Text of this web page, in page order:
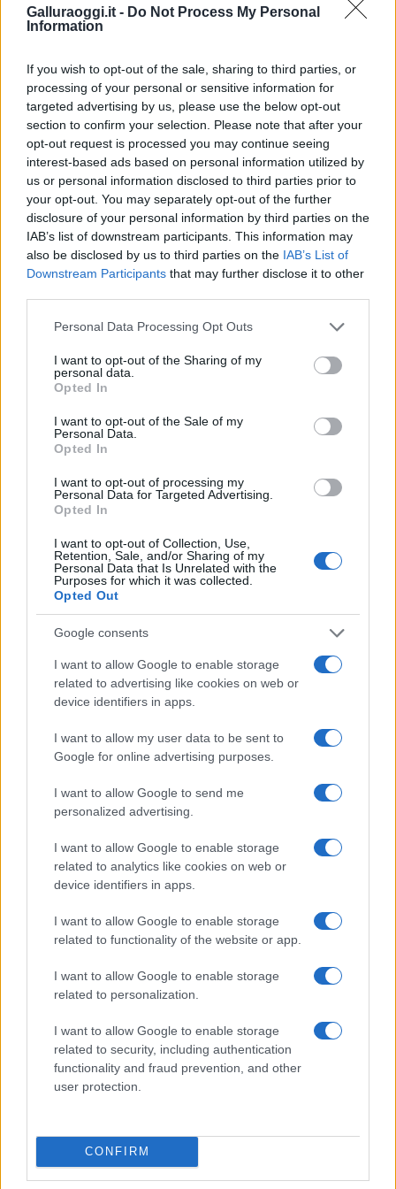
Galluraoggi.it - Do Not Process My Personal
Information
If you wish to opt-out of the sale, sharing to third parties, or
processing of your personal or sensitive information for
targeted advertising by us, please use the below opt-out
section to confirm your selection. Please note that after your
opt-out request is processed you may continue seeing
interest-based ads based on personal information utilized by
us or personal information disclosed to third parties prior to
your opt-out. You may separately opt-out of the further
disclosure of your personal information by third parties on the
IAB’s list of downstream participants. This information may
also be disclosed by us to third parties on the IAB’s List of
Downstream Participants that may further disclose it to other
Please note that this website/app uses one or more Google
not limited to your visit or usage behaviour. You may click to
grant or deny consent to Google and its third-party tags to
use your data for below specified purposes in below Google
consent section.
Personal Data Processing Opt Outs
I want to opt-out of the Sharing of my
personal data.
Opted In
I want to opt-out of the Sale of my
Personal Data.
Opted In
I want to opt-out of processing my
Personal Data for Targeted Advertising.
Opted In
I want to opt-out of Collection, Use,
Retention, Sale, and/or Sharing of my
Personal Data that Is Unrelated with the
Purposes for which it was collected.
Opted Out
Google consents
I want to allow Google to enable storage
related to advertising like cookies on web or
device identifiers in apps.
I want to allow my user data to be sent to
Google for online advertising purposes.
I want to allow Google to send me
personalized advertising.
I want to allow Google to enable storage
related to analytics like cookies on web or
device identifiers in apps.
I want to allow Google to enable storage
related to functionality of the website or app.
I want to allow Google to enable storage
related to personalization.
I want to allow Google to enable storage
related to security, including authentication
functionality and fraud prevention, and other
user protection.
CONFIRM
Film internazionale, casting per comparse in
Porto Rotondo ospita la grande sfida della vela
nell’estate 2026
Controlli all’aeroporto di Olbia, sequestrati
caviale e sabbia rubata
Migliori cliniche di estetica medicale avanzata
in Europa: classifica dei 5 centri di riferimento
Incendi, a San Pasquale arriva il Campo Base:
Andrea Mura conquista Palau: grande
partecipazione per il suo racconto
minori, Albieri: “Episodi gravissimi”
Paolo Pinna
Martina Agostina Diturco
I nostri cari
I nostri cari
I nostri cari